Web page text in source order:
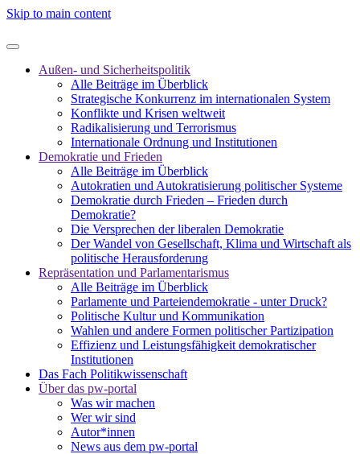
Skip to main content
Außen- und Sicherheitspolitik
Alle Beiträge im Überblick
Strategische Konkurrenz im internationalen System
Konflikte und Krisen weltweit
Radikalisierung und Terrorismus
Internationale Ordnung und Institutionen
Demokratie und Frieden
Alle Beiträge im Überblick
Autokratien und Autokratisierung politischer Systeme
Demokratie durch Frieden – Frieden durch
Demokratie?
Die Versprechen der liberalen Demokratie
Der Wandel von Gesellschaft, Klima und Wirtschaft als
politische Herausforderung
Repräsentation und Parlamentarismus
Alle Beiträge im Überblick
Parlamente und Parteiendemokratie - unter Druck?
Politische Kultur und Kommunikation
Wahlen und andere Formen politischer Partizipation
Effizienz und Leistungsfähigkeit demokratischer
Institutionen
Das Fach Politikwissenschaft
Über das pw-portal
Was wir machen
Wer wir sind
Autor*innen
News aus dem pw-portal